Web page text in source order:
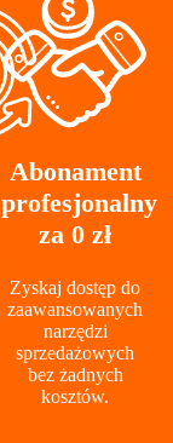
Abonament
profesjonalny
za 0 zł
Zyskaj dostęp do
zaawansowanych
narzędzi
sprzedażowych
bez żadnych
kosztów.